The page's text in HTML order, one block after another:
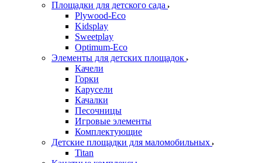
Площадки для детского сада
Plywood-Eco
Kidsplay
Sweetplay
Оptimum-Еco
Элементы для детских площадок
Качели
Горки
Карусели
Качалки
Песочницы
Игровые элементы
Комплектующие
Детские площадки для маломобильных
Titan